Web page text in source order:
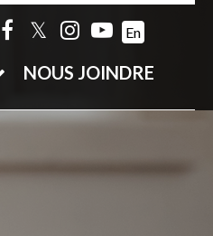
𝕏 En
NOUS JOINDRE